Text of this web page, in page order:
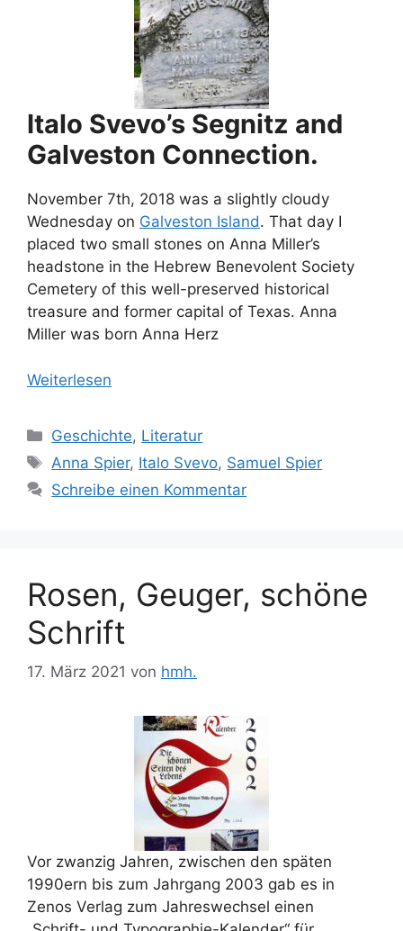
Italo Svevo’s Segnitz and
Galveston Connection.
November 7th, 2018 was a slightly cloudy
Wednesday on Galveston Island. That day I
placed two small stones on Anna Miller’s
headstone in the Hebrew Benevolent Society
Cemetery of this well-preserved historical
treasure and former capital of Texas. Anna
Miller was born Anna Herz
Weiterlesen
Kategorien
Geschichte, Literatur
Schlagwörter
Anna Spier, Italo Svevo, Samuel Spier
Schreibe einen Kommentar
Rosen, Geuger, schöne
Schrift
17. März 2021 von hmh.
Vor zwanzig Jahren, zwischen den späten
1990ern bis zum Jahrgang 2003 gab es in
Zenos Verlag zum Jahreswechsel einen